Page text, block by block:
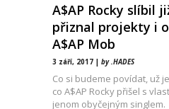
A$AP Rocky slíbil
přiznal projekty i
A$AP Mob
3 září, 2017 | by .HADES
Co si budeme povídat, už
co A$AP Rocky přišel s
jenom obyčejným singlem.